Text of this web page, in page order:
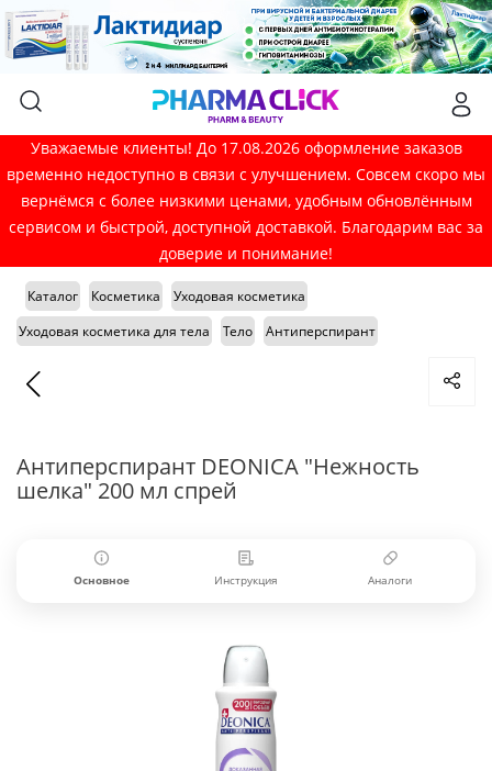
Уважаемые клиенты! До 17.08.2026 оформление заказов
временно недоступно в связи с улучшением. Совсем скоро мы
вернёмся с более низкими ценами, удобным обновлённым
сервисом и быстрой, доступной доставкой. Благодарим вас за
доверие и понимание!
Каталог Косметика
Уходовая косметика
Уходовая косметика для тела
Тело Антиперспирант
Антиперспирант DEONICA "Нежность
шелка" 200 мл спрей
Основное Инструкция Аналоги